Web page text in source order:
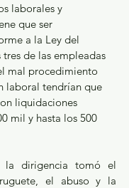
laborales y
que ser
a la Ley del
de las empleadas
mal procedimiento
laboral tendrían que
liquidaciones
mil y hasta los 500
la dirigencia tomó el
el abuso y la